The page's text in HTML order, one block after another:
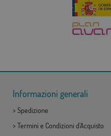
Informazioni generali
> Spedizione
> Termini e Condizioni d'Acquisto